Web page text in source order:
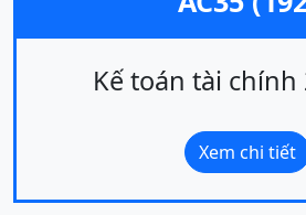
Kế toán tài chính
Xem chi tiết